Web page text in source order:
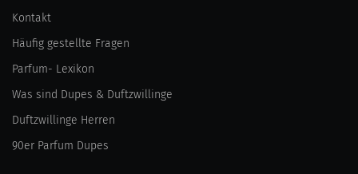
Kontakt
Häufig gestellte Fragen
Parfum- Lexikon
Was sind Dupes & Duftzwillinge
Duftzwillinge Herren
90er Parfum Dupes